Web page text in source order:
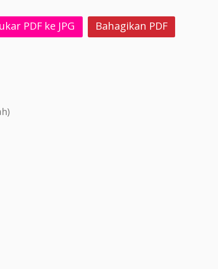
PDF ke JPG
Bahagikan PDF